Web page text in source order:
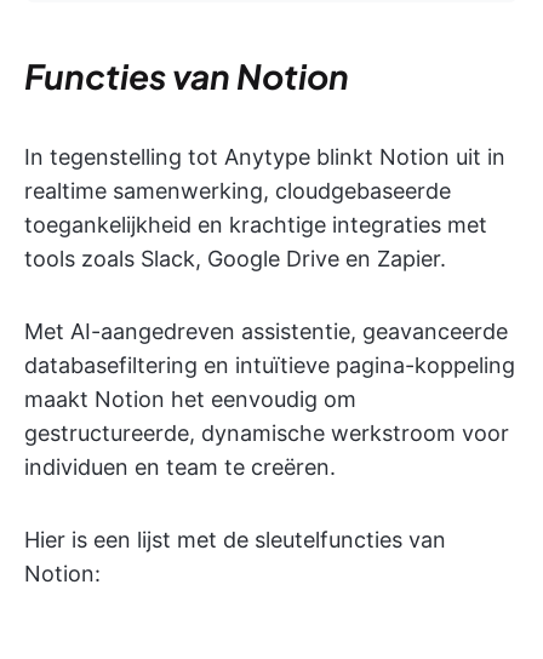
Functies van Notion
In tegenstelling tot Anytype blinkt Notion uit in
realtime samenwerking, cloudgebaseerde
toegankelijkheid en krachtige integraties met
tools zoals Slack, Google Drive en Zapier.
Met AI-aangedreven assistentie, geavanceerde
databasefiltering en intuïtieve pagina-koppeling
maakt Notion het eenvoudig om
gestructureerde, dynamische werkstroom voor
individuen en team te creëren.
Hier is een lijst met de sleutelfuncties van
Notion: